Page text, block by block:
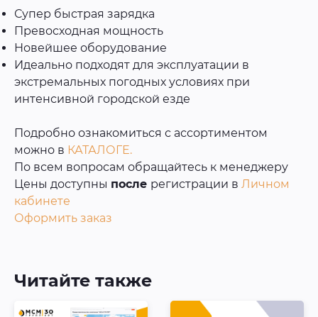
Супер быстрая зарядка
Превосходная мощность
Новейшее оборудование
Идеально подходят для эксплуатации в
экстремальных погодных условиях при
интенсивной городской езде
Подробно ознакомиться с ассортиментом
можно в КАТАЛОГЕ.
По всем вопросам обращайтесь к менеджеру
Цены доступны после регистрации в Личном
кабинете
Оформить заказ
Читайте также